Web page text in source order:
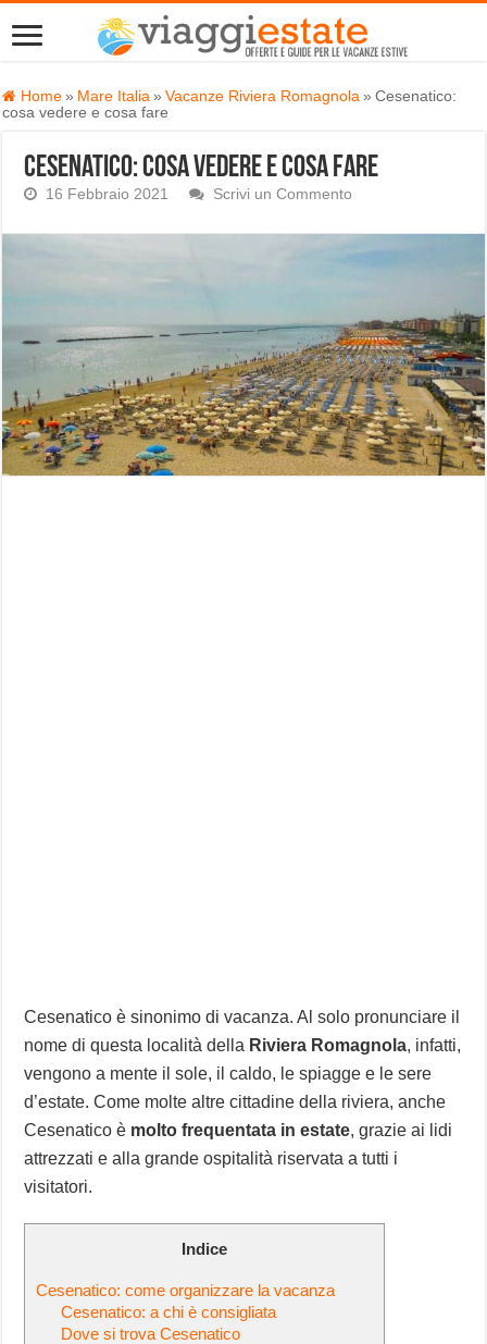
Home » Mare Italia » Vacanze Riviera Romagnola » Cesenatico:
cosa vedere e cosa fare
Cesenatico: cosa vedere e cosa fare
16 Febbraio 2021 Scrivi un Commento
Cesenatico è sinonimo di vacanza. Al solo pronunciare il
nome di questa località della Riviera Romagnola, infatti,
vengono a mente il sole, il caldo, le spiagge e le sere
d’estate. Come molte altre cittadine della riviera, anche
Cesenatico è molto frequentata in estate, grazie ai lidi
attrezzati e alla grande ospitalità riservata a tutti i
visitatori.
Indice
Cesenatico: come organizzare la vacanza
Cesenatico: a chi è consigliata
Dove si trova Cesenatico